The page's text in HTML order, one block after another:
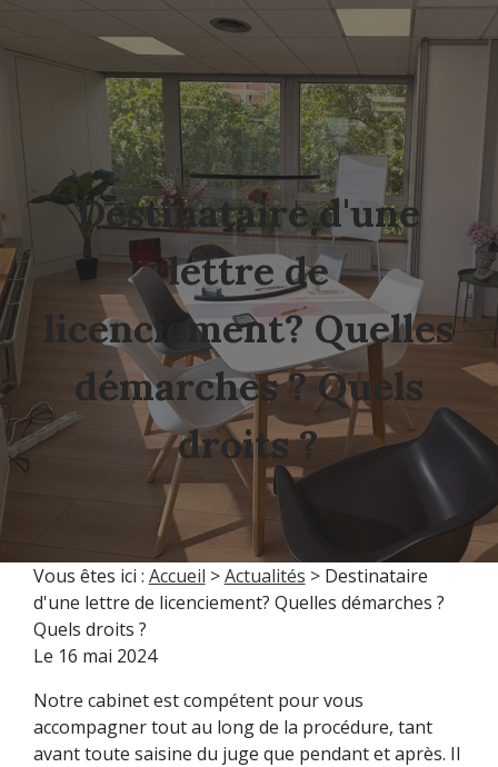
Destinataire d'une
lettre de
licenciement? Quelles
démarches ? Quels
droits ?
Vous êtes ici : Accueil >Actualités > Destinataire
d'une lettre de licenciement? Quelles démarches ?
Quels droits ?
Le 16 mai 2024
Notre cabinet est compétent pour vous
accompagner tout au long de la procédure, tant
avant toute saisine du juge que pendant et après. Il